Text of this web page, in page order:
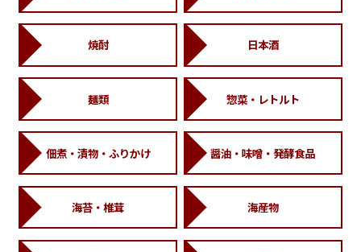
焼酎 日本酒
麺類 惣菜・レトルト
佃煮・漬物・ふりかけ 醤油・味噌・発酵食品
海苔・椎茸 海産物